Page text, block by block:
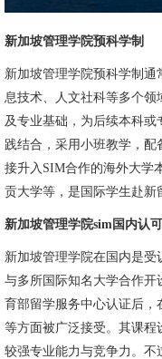
新加坡管理学院预科学制
新加坡管理学院预科学制通
息技术、人文社科等多个
及专业基础，为后续本科
践结合，采用小班教学，
接升入SIM合作的海外大学
贡大学等，是国际学生赴新
新加坡管理学院sim国内认
新加坡管理学院在国内是受
与多所国际知名大学合作开
育部留学服务中心认证后，
等方面被广泛接受。其课程
较强专业能力与竞争力。